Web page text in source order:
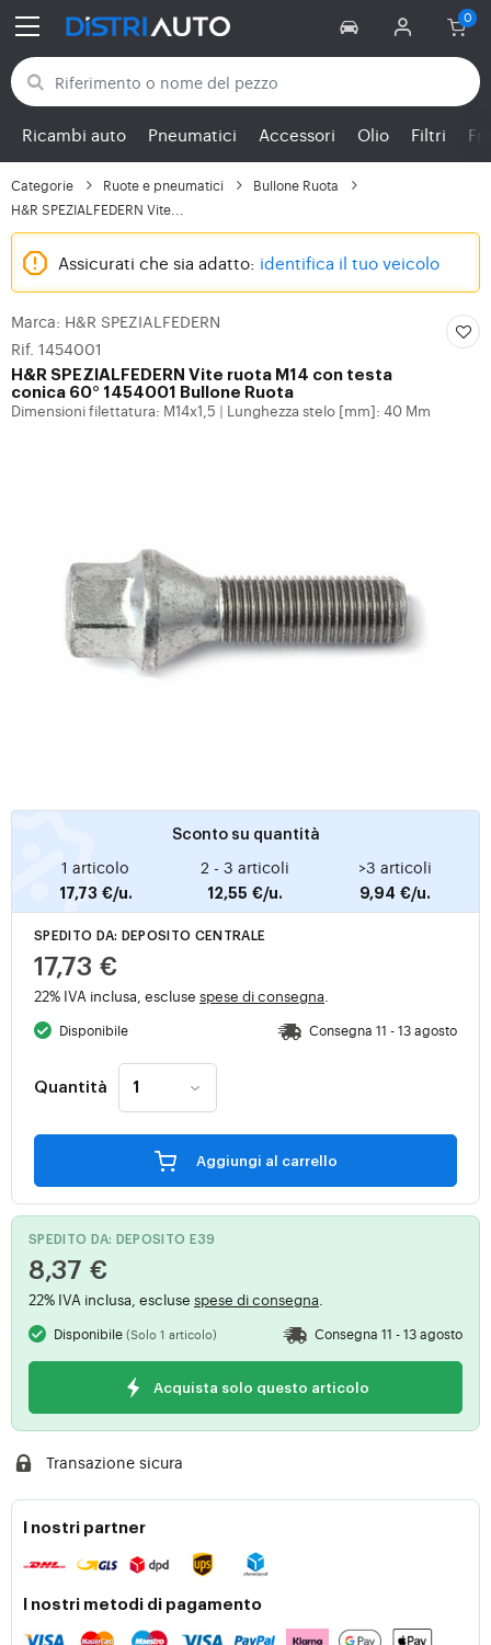
Torna alle categorie
Ricambi auto Pneumatici Accessori Olio Filtri
Categorie Ruote e pneumatici
Bullone Ruota
H&R SPEZIALFEDERN Vite...
Assicurati che sia adatto: identifica il tuo veicolo
Marca: H&R SPEZIALFEDERN
Rif. 1454001
H&R SPEZIALFEDERN Vite ruota M14 con testa
conica 60° 1454001 Bullone Ruota
Dimensioni filettatura: M14x1,5 Lunghezza stelo [mm]: 40 Mm
Sconto su quantità
1 articolo
17,73 €/u.
2 - 3 articoli
12,55 €/u.
>3 articoli
9,94 €/u.
SPEDITO DA: DEPOSITO CENTRALE
17,73 €
22% IVA inclusa, escluse spese di consegna
Disponibile Consegna 11 - 13 agosto
Quantità
Aggiungi al carrello
SPEDITO DA: DEPOSITO E39
8,37 €
22% IVA inclusa, escluse spese di consegna
Disponibile(Solo 1 articolo) Consegna 11 - 13 agosto
Acquista solo questo articolo
Transazione sicura
I nostri partner
I nostri metodi di pagamento